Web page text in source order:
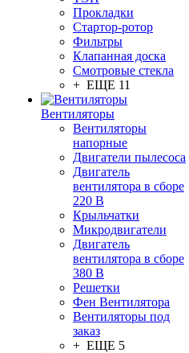
Прокладки
Стартор-ротор
Фильтры
Клапанная доска
Смотровые стекла
+ ЕЩЕ 11
Вентиляторы
Вентиляторы
напорные
Двигатели пылесоса
Двигатель
вентилятора в сборе
220 В
Крыльчатки
Микродвигатели
Двигатель
вентилятора в сборе
380 В
Решетки
Фен Вентилятора
Вентиляторы под
заказ
+ ЕЩЕ 5